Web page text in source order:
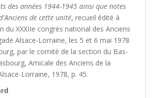
des années 1944-1945 ainsi que notes
de cette unité, recueil édité à
du XXXIIe congrès national des Anciens
Alsace-Lorraine, les 5 et 6 mai 1978
par le comité de la section du Bas-
Amicale des Anciens de la
Lorraine, 1978, p. 45.